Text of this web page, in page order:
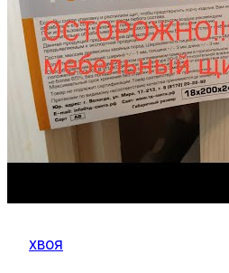
вашего
ландшафта
хвоя